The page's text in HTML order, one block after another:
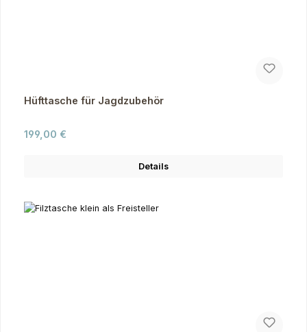
Hüfttasche für Jagdzubehör
Regulärer Preis:
199,00 €
Details